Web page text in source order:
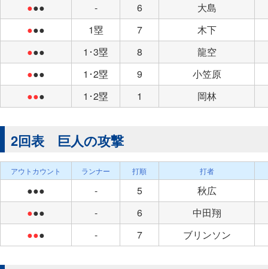
●●● - 6
大島
●●● 1塁 7
木下
●●● 1･3塁 8
龍空
●●● 1･2塁 9
小笠原
●●● 1･2塁 1 岡林
2回表 巨人の攻撃
アウトカウント ランナー 打順 打者
●●● - 5
秋広
●●● - 6
中田翔
●●● - 7 ブリンソン